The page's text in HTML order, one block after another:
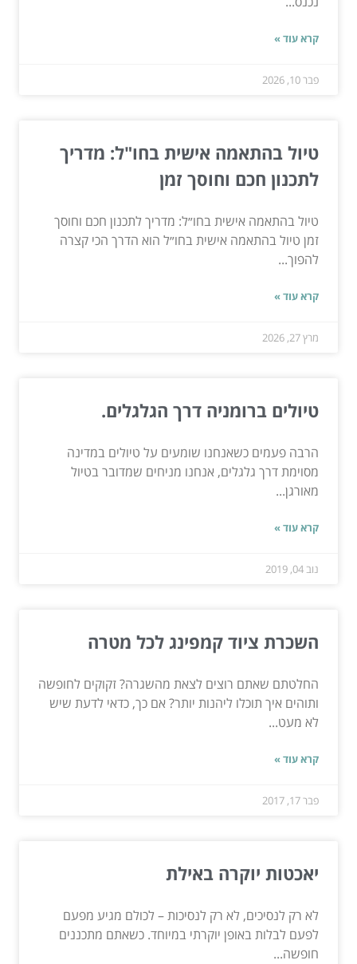
קרא עוד »
פבר 10, 2026
טיול בהתאמה אישית בחו"ל: מדריך
לתכנון חכם וחוסך זמן
טיול בהתאמה אישית בחו״ל: מדריך לתכנון חכם וחוסך
זמן טיול בהתאמה אישית בחו״ל הוא הדרך הכי קצרה
להפוך...
קרא עוד »
מרץ 27, 2026
טיולים ברומניה דרך הגלגלים.
הרבה פעמים כשאנחנו שומעים על טיולים במדינה
מסוימת דרך גלגלים, אנחנו מניחים שמדובר בטיול
מאורגן...
קרא עוד »
נוב 04, 2019
השכרת ציוד קמפינג לכל מטרה
החלטתם שאתם רוצים לצאת מהשגרה? זקוקים לחופשה
ותוהים איך תוכלו ליהנות יותר? אם כך, כדאי לדעת שיש
לא מעט...
קרא עוד »
פבר 17, 2017
יאכטות יוקרה באילת
לא רק לנסיכים, לא רק לנסיכות – לכולם מגיע מפעם
לפעם לבלות באופן יוקרתי במיוחד. כשאתם מתכננים
חופשה...